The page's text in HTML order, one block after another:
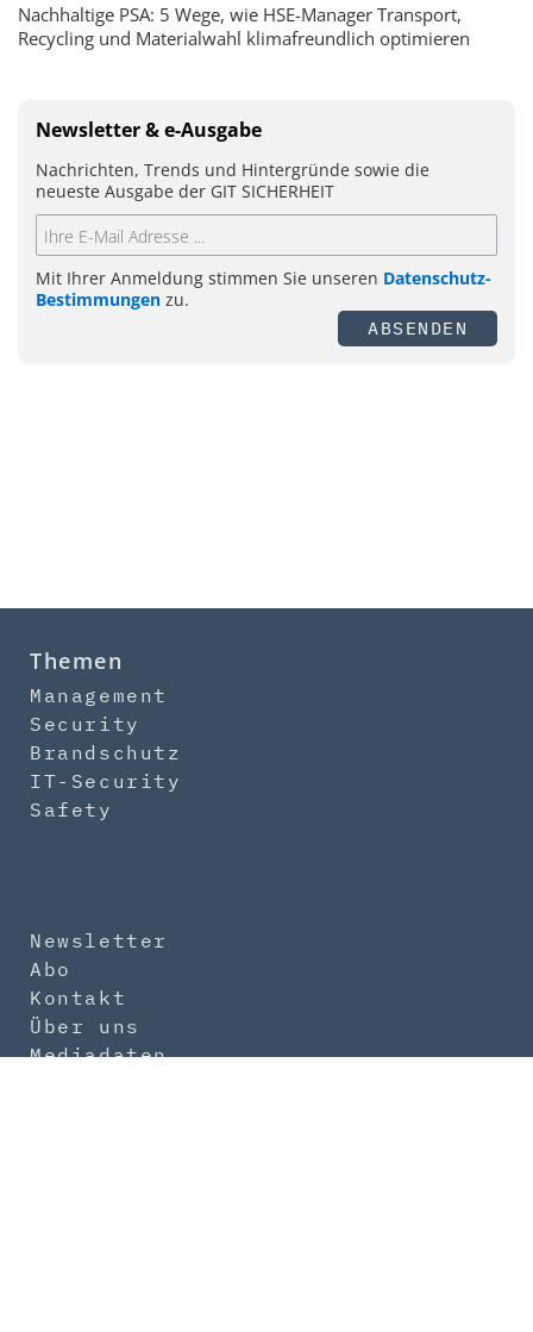
Nachhaltige PSA: 5 Wege, wie HSE-Manager Transport,
Recycling und Materialwahl klimafreundlich optimieren
Newsletter & e-Ausgabe
Nachrichten, Trends und Hintergründe sowie die
neueste Ausgabe der GIT SICHERHEIT
Mit Ihrer Anmeldung stimmen Sie unseren Datenschutz-
Bestimmungen zu.
ABSENDEN
Themen
Management
Security
Brandschutz
IT-Security
Safety
Newsletter
Abo
Kontakt
Über uns
Mediadaten